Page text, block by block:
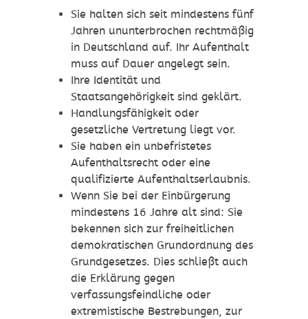
Sie halten sich seit mindestens fünf
Jahren ununterbrochen rechtmäßig
in Deutschland auf. Ihr Aufenthalt
muss auf Dauer angelegt sein.
Ihre Identität und
Staatsangehörigkeit sind geklärt.
Handlungsfähigkeit oder
gesetzliche Vertretung liegt vor.
Sie haben ein unbefristetes
Aufenthaltsrecht oder eine
qualifizierte Aufenthaltserlaubnis.
Wenn Sie bei der Einbürgerung
mindestens 16 Jahre alt sind: Sie
bekennen sich zur freiheitlichen
demokratischen Grundordnung des
Grundgesetzes. Dies schließt auch
die Erklärung gegen
verfassungsfeindliche oder
extremistische Bestrebungen, zur